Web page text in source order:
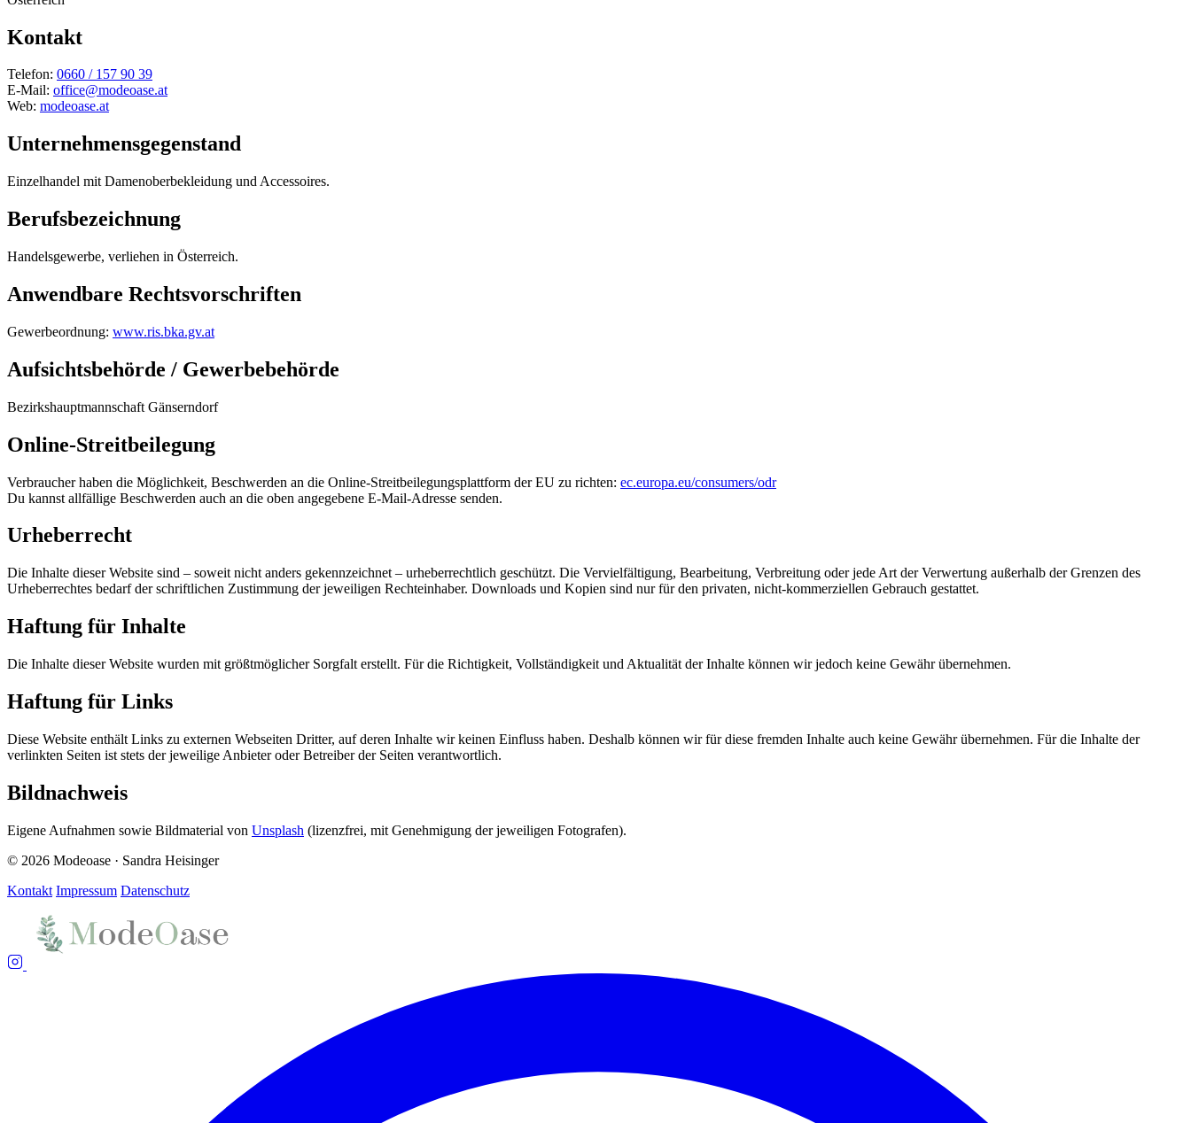
Kontakt
Telefon: 0660 / 157 90 39
E-Mail: office@modeoase.at
Web: modeoase.at
Unternehmensgegenstand
Einzelhandel mit Damenoberbekleidung und Accessoires.
Berufsbezeichnung
Handelsgewerbe, verliehen in Österreich.
Anwendbare Rechtsvorschriften
Gewerbeordnung: www.ris.bka.gv.at
Aufsichtsbehörde / Gewerbebehörde
Bezirkshauptmannschaft Gänserndorf
Online-Streitbeilegung
Verbraucher haben die Möglichkeit, Beschwerden an die Online-Streitbeilegungsplattform der EU zu richten: ec.europa.eu/consumers/odr
Du kannst allfällige Beschwerden auch an die oben angegebene E-Mail-Adresse senden.
Urheberrecht
Die Inhalte dieser Website sind – soweit nicht anders gekennzeichnet – urheberrechtlich geschützt. Die Vervielfältigung, Bearbeitung, Verbreitung oder jede Art der Verwertung außerhalb der Grenzen des
Urheberrechtes bedarf der schriftlichen Zustimmung der jeweiligen Rechteinhaber. Downloads und Kopien sind nur für den privaten, nicht-kommerziellen Gebrauch gestattet.
Haftung für Inhalte
Die Inhalte dieser Website wurden mit größtmöglicher Sorgfalt erstellt. Für die Richtigkeit, Vollständigkeit und Aktualität der Inhalte können wir jedoch keine Gewähr übernehmen.
Haftung für Links
Diese Website enthält Links zu externen Webseiten Dritter, auf deren Inhalte wir keinen Einfluss haben. Deshalb können wir für diese fremden Inhalte auch keine Gewähr übernehmen. Für die Inhalte der
verlinkten Seiten ist stets der jeweilige Anbieter oder Betreiber der Seiten verantwortlich.
Bildnachweis
Eigene Aufnahmen sowie Bildmaterial von Unsplash (lizenzfrei, mit Genehmigung der jeweiligen Fotografen).
© 2026 Modeoase · Sandra Heisinger
Kontakt Impressum Datenschutz